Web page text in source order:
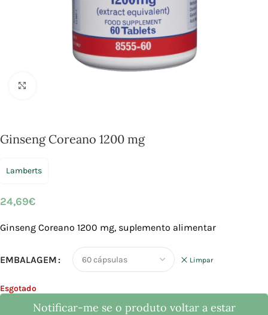
Ginseng Coreano 1200 mg
Lamberts
24,69€
Ginseng Coreano 1200 mg, suplemento alimentar
EMBALAGEM Limpar
Esgotado
Notificar-me se o produto voltar a estar